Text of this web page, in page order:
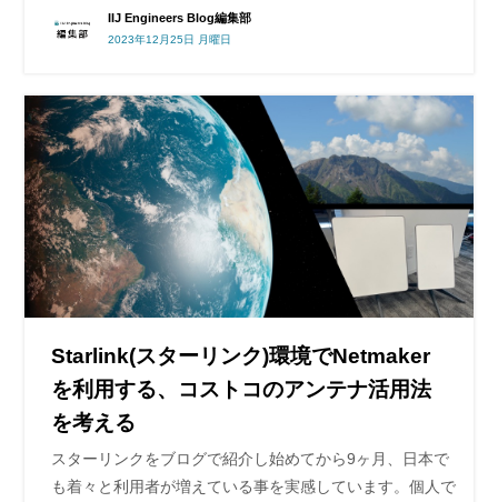
IIJ Engineers Blog編集部
2023年12月25日 月曜日
Starlink(スターリンク)環境でNetmaker
を利用する、コストコのアンテナ活用法
を考える
スターリンクをブログで紹介し始めてから9ヶ月、日本で
も着々と利用者が増えている事を実感しています。個人で